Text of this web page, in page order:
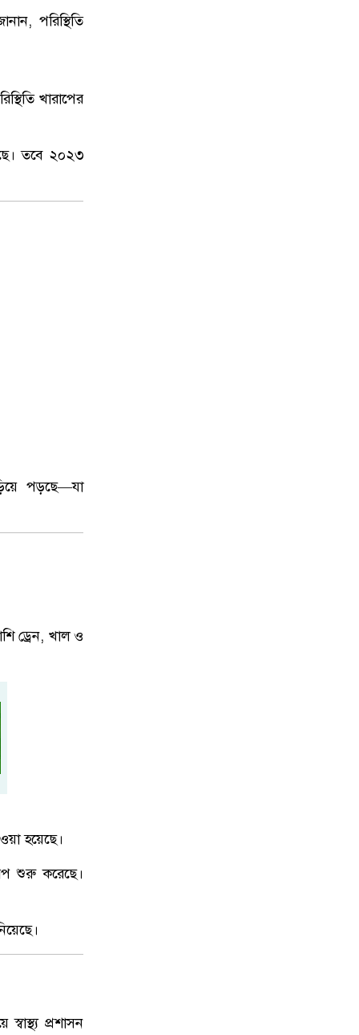
পরিস্থিতি
খারাপের
তবে ২০২৩
পড়ছে—যা
ড্রেন, খাল ও
হয়েছে।
শুরু করেছে।
প্রশাসন